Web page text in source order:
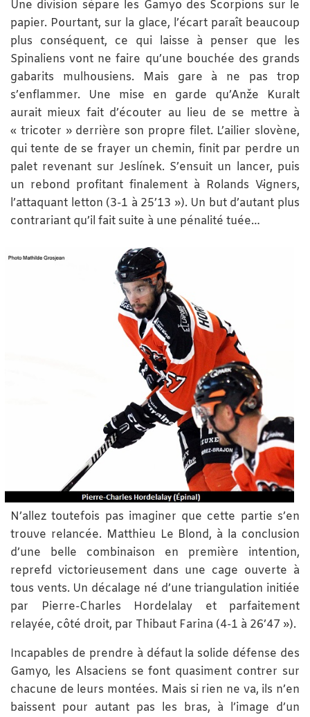
Une division sépare les Gamyo des Scorpions sur le
papier. Pourtant, sur la glace, l’écart paraît beaucoup
plus conséquent, ce qui laisse à penser que les
Spinaliens vont ne faire qu’une bouchée des grands
gabarits mulhousiens. Mais gare à ne pas trop
s’enflammer. Une mise en garde qu’Anže Kuralt
aurait mieux fait d’écouter au lieu de se mettre à
« tricoter » derrière son propre filet. L’ailier slovène,
qui tente de se frayer un chemin, finit par perdre un
palet revenant sur Jeslínek. S’ensuit un lancer, puis
un rebond profitant finalement à Rolands Vīgners,
l’attaquant letton (3-1 à 25’13 »). Un but d’autant plus
contrariant qu’il fait suite à une pénalité tuée…
N’allez toutefois pas imaginer que cette partie s’en
trouve relancée. Matthieu Le Blond, à la conclusion
d’une belle combinaison en première intention,
reprefd victorieusement dans une cage ouverte à
tous vents. Un décalage né d’une triangulation initiée
par Pierre-Charles Hordelalay et parfaitement
relayée, côté droit, par Thibaut Farina (4-1 à 26’47 »).
Incapables de prendre à défaut la solide défense des
Gamyo, les Alsaciens se font quasiment contrer sur
chacune de leurs montées. Mais si rien ne va, ils n’en
baissent pour autant pas les bras, à l’image d’un